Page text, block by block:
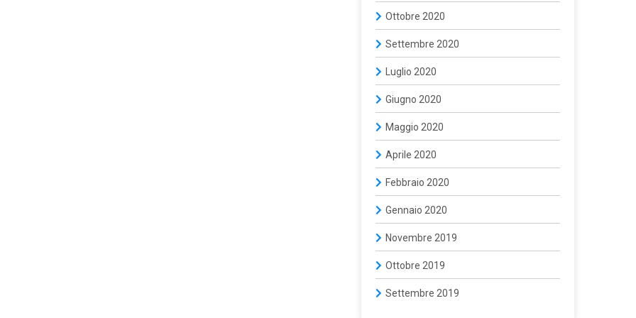
Ottobre 2020
Settembre 2020
Luglio 2020
Giugno 2020
Maggio 2020
Aprile 2020
Febbraio 2020
Gennaio 2020
Novembre 2019
Ottobre 2019
Settembre 2019